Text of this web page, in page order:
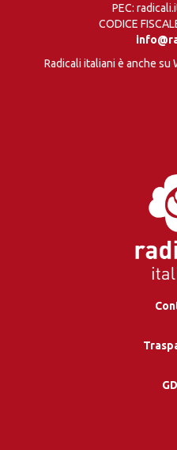
PEC:
CODICE
Radicali italiani è anche su